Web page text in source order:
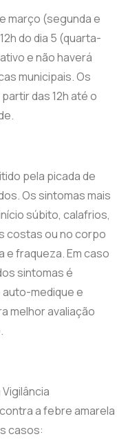
março (segunda e
do dia 5 (quarta-
e não haverá
municipais. Os
das 12h até o
pela picada de
Os sintomas mais
súbito, calafrios,
costas ou no corpo
e fraqueza. Em caso
sintomas é
medique e
melhor avaliação
a febre amarela
casos: